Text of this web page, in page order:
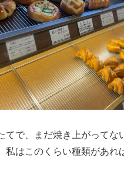
てで、まだ焼き上がってな
私はこのくらい種類があれ